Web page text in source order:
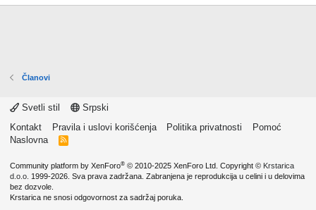
Članovi
Svetli stil
Srpski
Kontakt
Pravila i uslovi korišćenja Politika privatnosti
Pomoć
Naslovna
R
Community platform by XenForo® © 2010-2025 XenForo Ltd. Copyright © Krstarica
d.o.o. 1999-2026. Sva prava zadržana. Zabranjena je reprodukcija u celini i u delovima
bez dozvole.
Krstarica ne snosi odgovornost za sadržaj poruka.